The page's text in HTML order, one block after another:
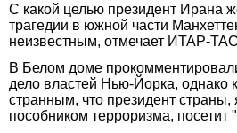
С какой целью президент Ирана
трагедии в южной части
неизвестным, отмечает ИТАР-
В Белом доме
дело властей Нью-Йорка, однако
странным, что президент
пособником терроризма, посетит